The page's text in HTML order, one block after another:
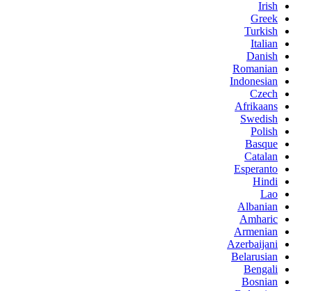
Irish
Greek
Turkish
Italian
Danish
Romanian
Indonesian
Czech
Afrikaans
Swedish
Polish
Basque
Catalan
Esperanto
Hindi
Lao
Albanian
Amharic
Armenian
Azerbaijani
Belarusian
Bengali
Bosnian